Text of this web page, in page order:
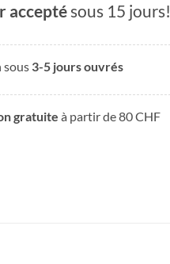
acceptésous 15 jours!
sous 3-5 jours ouvrés
gratuite à partir de 80 CHF